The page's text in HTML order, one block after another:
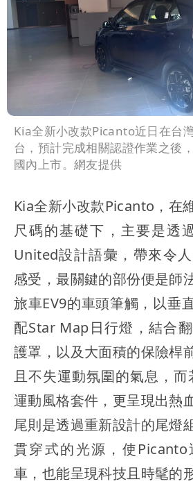
Kia全新小改款Picanto近日在台
台，預計完成相關認證作業之後
國內上市。網友提供
Kia全新小改款Picanto，在
尺碼的基礎下，主要是透
United設計語彙，帶來令
感受，最關鍵的部份便是師
旅車EV9的車頭筆觸，以垂
配Star Map日行燈，結合
護罩，以及大面積的保險桿
且不失運動氛圍的氣息，
運動風格套件，更呈現出熱
尾則是透過重新設計的尾燈
貫穿式的光源，使
車，也能呈現科技且時髦的